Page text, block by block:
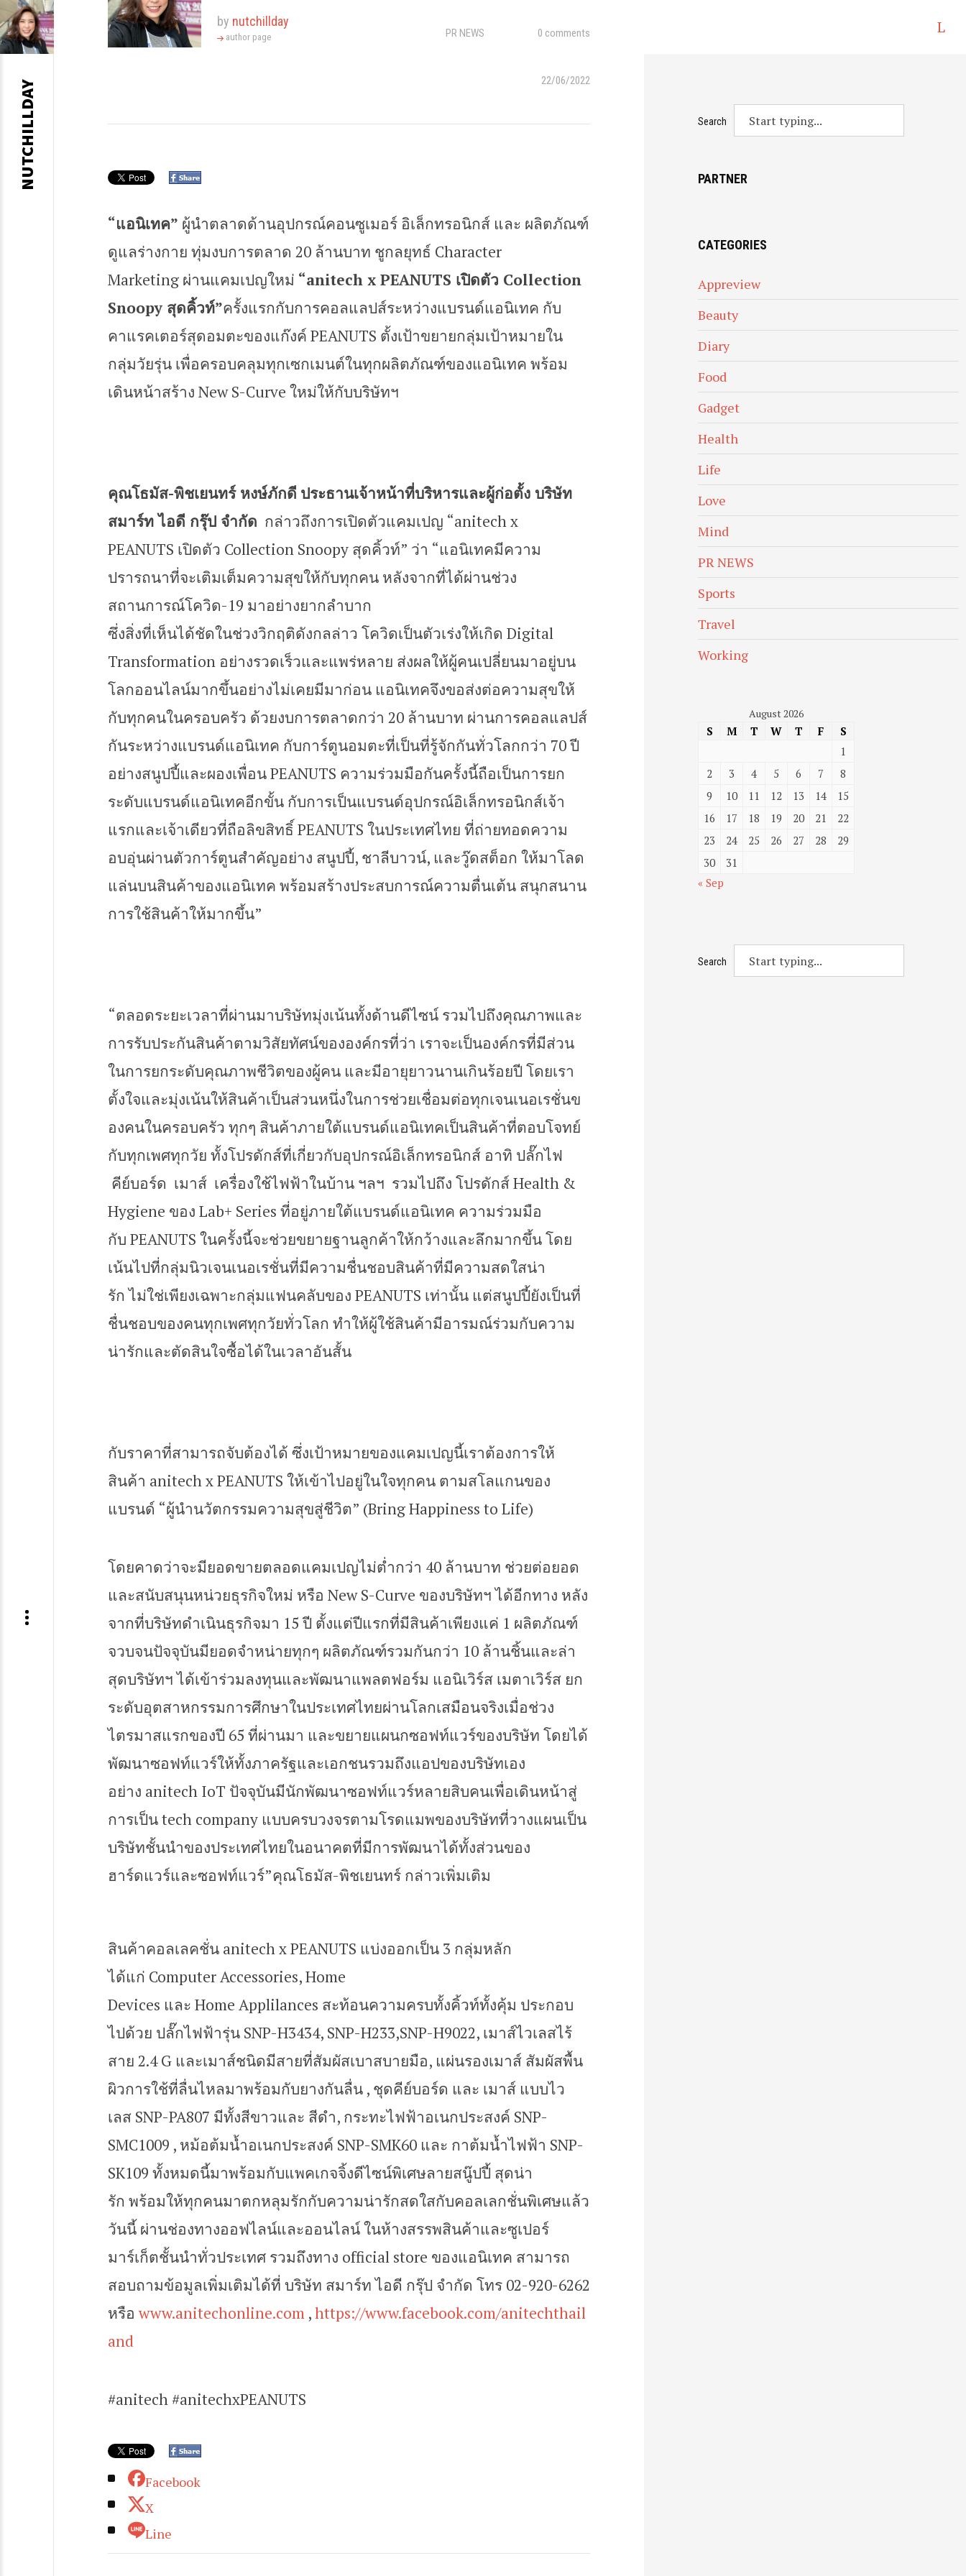
by nutchillday
author page 0 comments
PR NEWS
22/06/2022
“แอนิเทค” ผู้นำตลาดด้านอุปกรณ์คอนซูเมอร์ อิเล็กทรอนิกส์ และ ผลิตภัณฑ์
ดูแลร่างกาย ทุ่มงบการตลาด 20 ล้านบาท ชูกลยุทธ์ Character
Marketing ผ่านแคมเปญใหม่ “anitech x PEANUTS เปิดตัว Collection
Snoopy สุดคิ้วท์”ครั้งแรกกับการคอลแลปส์ระหว่างแบรนด์แอนิเทค กับ
คาแรคเตอร์สุดอมตะของแก๊งค์ PEANUTS ตั้งเป้าขยายกลุ่มเป้าหมายใน
กลุ่มวัยรุ่น เพื่อครอบคลุมทุกเซกเมนต์ในทุกผลิตภัณฑ์ของแอนิเทค พร้อม
เดินหน้าสร้าง New S-Curve ใหม่ให้กับบริษัทฯ
คุณโธมัส-พิชเยนทร์ หงษ์ภักดี ประธานเจ้าหน้าที่บริหารและผู้ก่อตั้ง บริษัท
สมาร์ท ไอดี กรุ๊ป จำกัด กล่าวถึงการเปิดตัวแคมเปญ “anitech x
PEANUTS เปิดตัว Collection Snoopy สุดคิ้วท์” ว่า “แอนิเทคมีความ
ปรารถนาที่จะเติมเต็มความสุขให้กับทุกคน หลังจากที่ได้ผ่านช่วง
สถานการณ์โควิด-19 มาอย่างยากลำบาก
ซึ่งสิ่งที่เห็นได้ชัดในช่วงวิกฤติดังกลล่าว โควิดเป็นตัวเร่งให้เกิด Digital
Transformation อย่างรวดเร็วและแพร่หลาย ส่งผลให้ผู้คนเปลี่ยนมาอยู่บน
โลกออนไลน์มากขึ้นอย่างไม่เคยมีมาก่อน แอนิเทคจึงขอส่งต่อความสุขให้
กับทุกคนในครอบครัว ด้วยงบการตลาดกว่า 20 ล้านบาท ผ่านการคอลแลปส์
กันระหว่างแบรนด์แอนิเทค กับการ์ตูนอมตะที่เป็นที่รู้จักกันทั่วโลกกว่า 70 ปี
อย่างสนูปปี้และผองเพื่อน PEANUTS ความร่วมมือกันครั้งนี้ถือเป็นการยก
ระดับแบรนด์แอนิเทคอีกขั้น กับการเป็นแบรนด์อุปกรณ์อิเล็กทรอนิกส์เจ้า
แรกและเจ้าเดียวที่ถือลิขสิทธิ์ PEANUTS ในประเทศไทย ที่ถ่ายทอดความ
อบอุ่นผ่านตัวการ์ตูนสำคัญอย่าง สนูปปี้, ชาลีบาวน์, และวู๊ดสต็อก ให้มาโลด
แล่นบนสินค้าของแอนิเทค พร้อมสร้างประสบการณ์ความตื่นเต้น สนุกสนาน
การใช้สินค้าให้มากขึ้น”
“ตลอดระยะเวลาที่ผ่านมาบริษัทมุ่งเน้นทั้งด้านดีไซน์ รวมไปถึงคุณภาพและ
การรับประกันสินค้าตามวิสัยทัศน์ขององค์กรที่ว่า เราจะเป็นองค์กรที่มีส่วน
ในการยกระดับคุณภาพชีวิตของผู้คน และมีอายุยาวนานเกินร้อยปี โดยเรา
ตั้งใจและมุ่งเน้นให้สินค้าเป็นส่วนหนึ่งในการช่วยเชื่อมต่อทุกเจนเนอเรชั่นข
องคนในครอบครัว ทุกๆ สินค้าภายใต้แบรนด์แอนิเทคเป็นสินค้าที่ตอบโจทย์
กับทุกเพศทุกวัย ทั้งโปรดักส์ที่เกี่ยวกับอุปกรณ์อิเล็กทรอนิกส์ อาทิ ปลั๊กไฟ
คีย์บอร์ด เมาส์ เครื่องใช้ไฟฟ้าในบ้าน ฯลฯ รวมไปถึง โปรดักส์ Health &
Hygiene ของ Lab+ Series ที่อยู่ภายใต้แบรนด์แอนิเทค ความร่วมมือ
กับ PEANUTS ในครั้งนี้จะช่วยขยายฐานลูกค้าให้กว้างและลึกมากขึ้น โดย
เน้นไปที่กลุ่มนิวเจนเนอเรชั่นที่มีความชื่นชอบสินค้าที่มีความสดใสน่า
รัก ไม่ใช่เพียงเฉพาะกลุ่มแฟนคลับของ PEANUTS เท่านั้น แต่สนูปปี้ยังเป็นที่
ชื่นชอบของคนทุกเพศทุกวัยทั่วโลก ทำให้ผู้ใช้สินค้ามีอารมณ์ร่วมกับความ
น่ารักและตัดสินใจซื้อได้ในเวลาอันสั้น
กับราคาที่สามารถจับต้องได้ ซึ่งเป้าหมายของแคมเปญนี้เราต้องการให้
สินค้า anitech x PEANUTS ให้เข้าไปอยู่ในใจทุกคน ตามสโลแกนของ
แบรนด์ “ผู้นำนวัตกรรมความสุขสู่ชีวิต” (Bring Happiness to Life)
โดยคาดว่าจะมียอดขายตลอดแคมเปญไม่ต่ำกว่า 40 ล้านบาท ช่วยต่อยอด
และสนับสนุนหน่วยธุรกิจใหม่ หรือ New S-Curve ของบริษัทฯ ได้อีกทาง หลัง
จากที่บริษัทดำเนินธุรกิจมา 15 ปี ตั้งแต่ปีแรกที่มีสินค้าเพียงแค่ 1 ผลิตภัณฑ์
จวบจนปัจจุบันมียอดจำหน่ายทุกๆ ผลิตภัณฑ์รวมกันกว่า 10 ล้านชิ้นและล่า
สุดบริษัทฯ ได้เข้าร่วมลงทุนและพัฒนาแพลตฟอร์ม แอนิเวิร์ส เมตาเวิร์ส ยก
ระดับอุตสาหกรรมการศึกษาในประเทศไทยผ่านโลกเสมือนจริงเมื่อช่วง
ไตรมาสแรกของปี 65 ที่ผ่านมา และขยายแผนกซอฟท์แวร์ของบริษัท โดยได้
พัฒนาซอฟท์แวร์ให้ทั้งภาครัฐและเอกชนรวมถึงแอปของบริษัทเอง
อย่าง anitech IoT ปัจจุบันมีนักพัฒนาซอฟท์แวร์หลายสิบคนเพื่อเดินหน้าสู่
การเป็น tech company แบบครบวงจรตามโรดแมพของบริษัทที่วางแผนเป็น
บริษัทชั้นนำของประเทศไทยในอนาคตที่มีการพัฒนาได้ทั้งส่วนของ
ฮาร์ดแวร์และซอฟท์แวร์”คุณโธมัส-พิชเยนทร์ กล่าวเพิ่มเติม
สินค้าคอลเลคชั่น anitech x PEANUTS แบ่งออกเป็น 3 กลุ่มหลัก
ได้แก่ Computer Accessories, Home
Devices และ Home Applilances สะท้อนความครบทั้งคิ้วท์ทั้งคุ้ม ประกอบ
ไปด้วย ปลั๊กไฟฟ้ารุ่น SNP-H3434, SNP-H233,SNP-H9022, เมาส์ไวเลสไร้
สาย 2.4 G และเมาส์ชนิดมีสายที่สัมผัสเบาสบายมือ, แผ่นรองเมาส์ สัมผัสพื้น
ผิวการใช้ที่ลื่นไหลมาพร้อมกับยางกันลื่น , ชุดคีย์บอร์ด และ เมาส์ แบบไว
เลส SNP-PA807 มีทั้งสีขาวและ สีดำ, กระทะไฟฟ้าอเนกประสงค์ SNP-
SMC1009 , หม้อต้มน้ำอเนกประสงค์ SNP-SMK60 และ กาต้มน้ำไฟฟ้า SNP-
SK109 ทั้งหมดนี้มาพร้อมกับแพคเกจจิ้งดีไซน์พิเศษลายสนู๊ปปี้ สุดน่า
รัก พร้อมให้ทุกคนมาตกหลุมรักกับความน่ารักสดใสกับคอลเลกชั่นพิเศษแล้ว
วันนี้ ผ่านช่องทางออฟไลน์และออนไลน์ ในห้างสรรพสินค้าและซูเปอร์
มาร์เก็ตชั้นนำทั่วประเทศ รวมถึงทาง official store ของแอนิเทค สามารถ
สอบถามข้อมูลเพิ่มเติมได้ที่ บริษัท สมาร์ท ไอดี กรุ๊ป จำกัด โทร 02-920-6262
หรือwww.anitechonline.com ,https://www.facebook.com/anitechthail
and
#anitech #anitechxPEANUTS
Facebook
X
Line
L
Search
PARTNER
CATEGORIES
Appreview
Beauty
Diary
Food
Gadget
Health
Life
Love
Mind
PR NEWS
Sports
Travel
Working
August 2026
S M T W T F
S
1
2
3 4 5 6 7
8
9
10 11 12 13 14
15
16
17 18 19 20 21
22
23
24 25 26 27 28
29
30
31
« Sep
Search
NUTCHILLDAY